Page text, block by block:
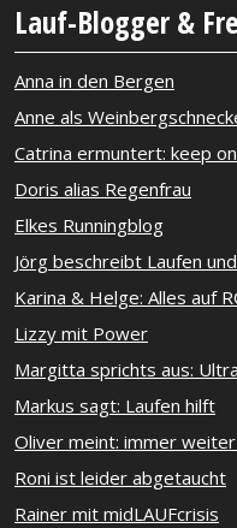
Lauf-Blogger &
Anna in den Bergen
Anne als
Catrina ermuntert: keep
Doris alias Regenfrau
Elkes Runningblog
Jörg beschreibt Laufen
Karina & Helge: Alles auf
Lizzy mit Power
Margitta sprichts aus:
Markus sagt: Laufen hilft
Oliver meint: immer
Roni ist leider abgetaucht
Rainer mit midLAUFcrisis